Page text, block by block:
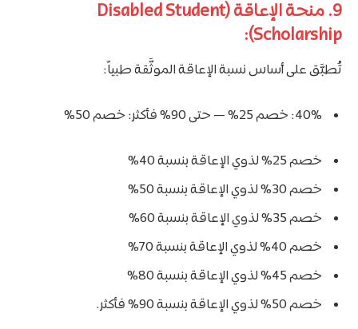
9. منحة الإعاقة (Disabled Student
Scholarship):
تُطبَّق على أساس نسبة الإعاقة الموثَّقة طبياً:
40%: خصم 25% — حتى 90% فأكثر: خصم 50%
خصم 25% لذوي الإعاقة بنسبة 40%
خصم 30% لذوي الإعاقة بنسبة 50%
خصم 35% لذوي الإعاقة بنسبة 60%
خصم 40% لذوي الإعاقة بنسبة 70%
خصم 45% لذوي الإعاقة بنسبة 80%
خصم 50% لذوي الإعاقة بنسبة 90% فأكثر.